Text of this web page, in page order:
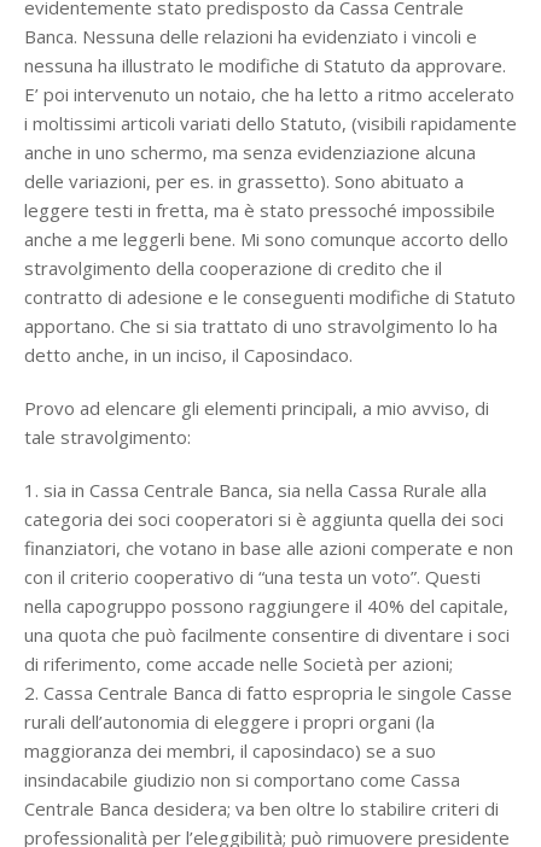
evidentemente stato predisposto da Cassa Centrale
Banca. Nessuna delle relazioni ha evidenziato i vincoli e
nessuna ha illustrato le modifiche di Statuto da approvare.
E’ poi intervenuto un notaio, che ha letto a ritmo accelerato
i moltissimi articoli variati dello Statuto, (visibili rapidamente
anche in uno schermo, ma senza evidenziazione alcuna
delle variazioni, per es. in grassetto). Sono abituato a
leggere testi in fretta, ma è stato pressoché impossibile
anche a me leggerli bene. Mi sono comunque accorto dello
stravolgimento della cooperazione di credito che il
contratto di adesione e le conseguenti modifiche di Statuto
apportano. Che si sia trattato di uno stravolgimento lo ha
detto anche, in un inciso, il Caposindaco.
Provo ad elencare gli elementi principali, a mio avviso, di
tale stravolgimento:
1. sia in Cassa Centrale Banca, sia nella Cassa Rurale alla
categoria dei soci cooperatori si è aggiunta quella dei soci
finanziatori, che votano in base alle azioni comperate e non
con il criterio cooperativo di “una testa un voto”. Questi
nella capogruppo possono raggiungere il 40% del capitale,
una quota che può facilmente consentire di diventare i soci
di riferimento, come accade nelle Società per azioni;
2. Cassa Centrale Banca di fatto espropria le singole Casse
rurali dell’autonomia di eleggere i propri organi (la
maggioranza dei membri, il caposindaco) se a suo
insindacabile giudizio non si comportano come Cassa
Centrale Banca desidera; va ben oltre lo stabilire criteri di
professionalità per l’eleggibilità; può rimuovere presidente